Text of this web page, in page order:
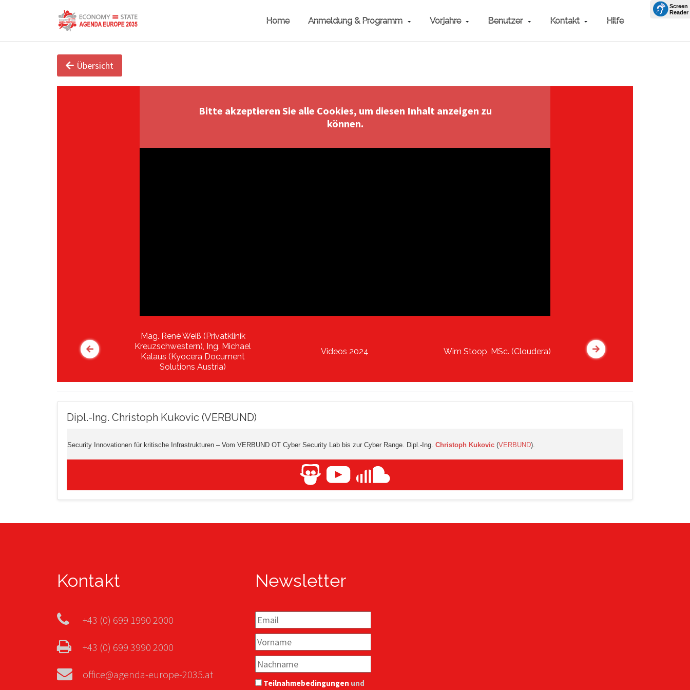
Home Anmeldung & Programm Vorjahre Benutzer Kontakt Hilfe
Übersicht
Bitte akzeptieren Sie alle Cookies, um diesen Inhalt anzeigen zu
können.
Mag. René Weiß (Privatklinik
Kreuzschwestern), Ing. Michael
Kalaus (Kyocera Document
Solutions Austria)
Videos 2024 Wim Stoop, MSc. (Cloudera)
Dipl.-Ing. Christoph Kukovic (VERBUND)
Security Innovationen für kritische Infrastrukturen – Vom VERBUND OT Cyber Security Lab bis zur Cyber Range. Dipl.-Ing. Christoph Kukovic (VERBUND).
Kontakt
+43 (0) 699 1990 2000
+43 (0) 699 3990 2000
office@agenda-europe-2035.at
Newsletter
Teilnahmebedingungen und